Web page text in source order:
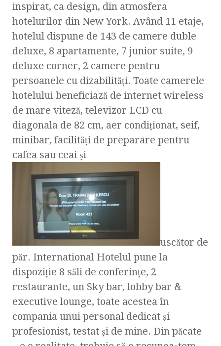
inspirat, ca design, din atmosfera
hotelurilor din New York. Având 11 etaje,
hotelul dispune de 143 de camere duble
deluxe, 8 apartamente, 7 junior suite, 9
deluxe corner, 2 camere pentru
persoanele cu dizabilităţi. Toate camerele
hotelului beneficiază de internet wireless
de mare viteză, televizor LCD cu
diagonala de 82 cm, aer condiţionat, seif,
minibar, facilităţi de preparare pentru
cafea sau ceai şi
uscător de
păr. International Hotelul pune la
dispoziţie 8 săli de conferinţ­e, 2
restaurante, un Sky bar, lobby bar &
executive lounge, toate acestea în
compania unui personal dedicat şi
profesionist, testat şi de mine. Din păcate